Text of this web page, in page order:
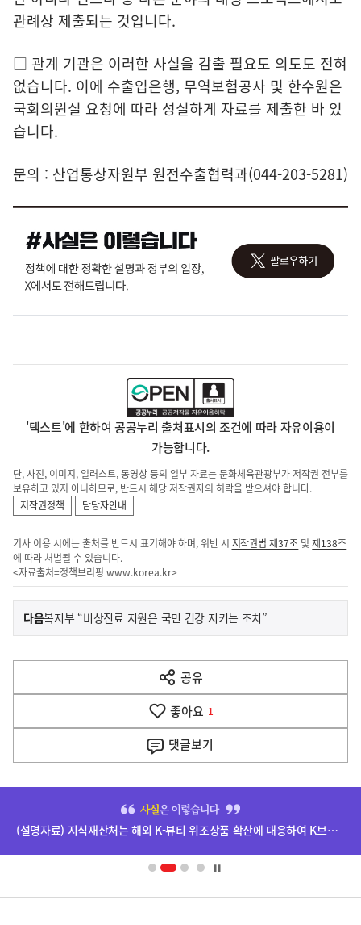
관례상 제출되는 것입니다.
□ 관계 기관은 이러한 사실을 감출 필요도 의도도 전혀
없습니다. 이에 수출입은행, 무역보험공사 및 한수원은
국회의원실 요청에 따라 성실하게 자료를 제출한 바 있
습니다.
문의 : 산업통상자원부 원전수출협력과(044-203-5281)
'텍스트'에 한하여 공공누리 출처표시의 조건에 따라 자유이용이
가능합니다.
단, 사진, 이미지, 일러스트, 동영상 등의 일부 자료는 문화체육관광부가 저작권 전부를
보유하고 있지 아니하므로, 반드시 해당 저작권자의 허락을 받으셔야 합니다.
저작권정책
담당자안내
기사 이용 시에는 출처를 반드시 표기해야 하며, 위반 시 저작권법 제37조 및제138조
에 따라 처벌될 수 있습니다.
<자료출처=정책브리핑 www.korea.kr>
이
전
다
음
다음기
사
복지부 “비상진료 지원은 국민 건강 지키는 조치”
공유
열
기
좋아요 1
댓글보기
영
(설명자료) 지식재산처는 해외 K-뷰티 위조상품 확산에 대응하여 K브랜드 정부인증, 유통차단, 국제공조까지 K-브랜드 보호를 강화하고 있습니다.